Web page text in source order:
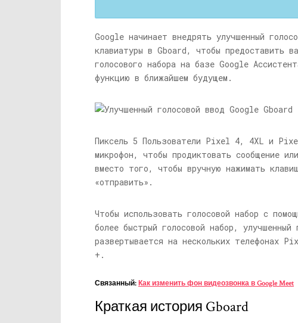
Google начинает внедрять улучшенный
клавиатуры в Gboard, чтобы предоставить
голосового набора на базе Google
функцию в ближайшем будущем.
Пиксель 5 Пользователи Pixel 4, 4XL и
микрофон, чтобы продиктовать сообщение
вместо того, чтобы вручную нажимать
«отправить».
Чтобы использовать голосовой набор с
более быстрый голосовой набор,
развертывается на нескольких
+.
Связанный: Как изменить фон видеозвонка в Google Meet
Краткая история Gboard